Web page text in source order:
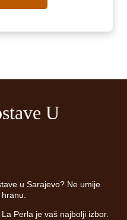
U
u Sarajevo? Ne umije
Perla je vaš najbolji izbor.